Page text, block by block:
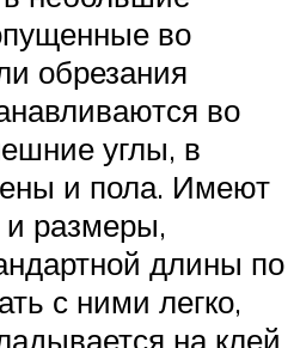
во
обрезания
во
углы, в
и пола. Имеют
размеры,
длины по
с ними легко,
на клей